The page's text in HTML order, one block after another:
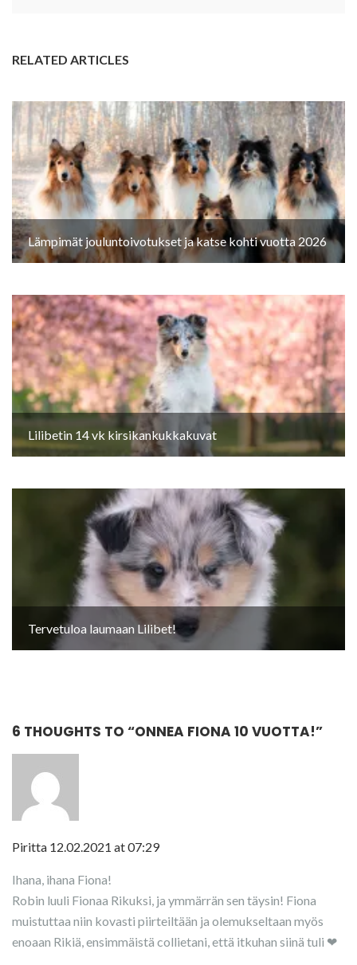
RELATED ARTICLES
Lämpimät jouluntoivotukset ja katse kohti vuotta 2026
Lilibetin 14 vk kirsikankukkakuvat
Tervetuloa laumaan Lilibet!
6 THOUGHTS TO “ONNEA FIONA 10 VUOTTA!”
Piritta 12.02.2021 at 07:29
Ihana, ihana Fiona!
Robin luuli Fionaa Rikuksi, ja ymmärrän sen täysin! Fiona
muistuttaa niin kovasti piirteiltään ja olemukseltaan myös
enoaan Rikiä, ensimmäistä collietani, että itkuhan siinä tuli ❤